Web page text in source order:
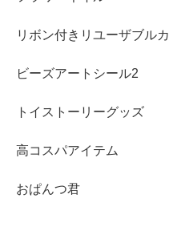
リボン付きリユーザブル
ビーズアートシール2
トイストーリーグッズ
高コスパアイテム
おぱんつ君